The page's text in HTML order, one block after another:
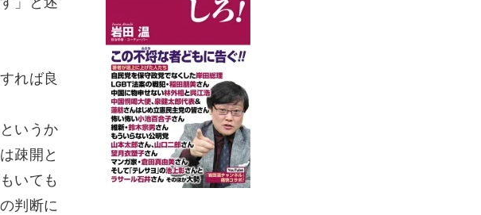
れば良
いうか
疎開と
いても
判断に